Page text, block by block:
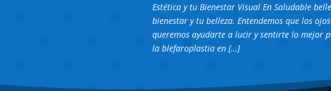
Estética y tu Bienestar Visual En Saludable
bienestar y tu belleza. Entendemos que los
queremos ayudarte a lucir y sentirte lo mejor
la blefaroplastia en […]